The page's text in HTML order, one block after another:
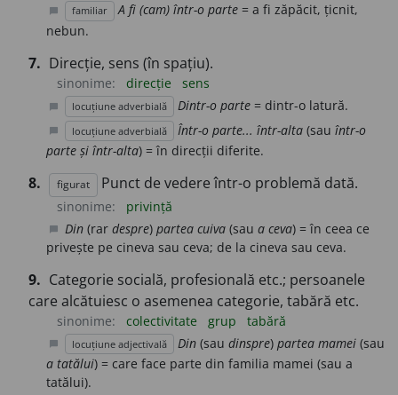
familiar A fi (cam) într-o parte = a fi zăpăcit, țicnit,
nebun.
7. Direcție, sens (în spațiu).
sinonime: direcție sens
locuțiune adverbială Dintr-o parte = dintr-o latură.
chat_bubble locuțiune adverbială Într-o parte... într-alta (sau într-o
parte și într-alta) = în direcții diferite.
8. figurat Punct de vedere într-o problemă dată.
sinonime: privință
chat_bubble Din (rardespre)partea cuiva (saua ceva) = în ceea ce
privește pe cineva sau ceva; de la cineva sau ceva.
9. Categorie socială, profesională etc.; persoanele
care alcătuiesc o asemenea categorie, tabără etc.
sinonime: colectivitate grup tabără
chat_bubble locuțiune adjectivală Din (sau dinspre) partea mamei (sau
a tatălui) = care face parte din familia mamei (sau a
tatălui).